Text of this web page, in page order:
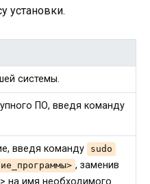
установки.
системы.
ПО, введя команду
введя команду
sudo
, заменив
на имя необходимого